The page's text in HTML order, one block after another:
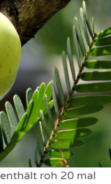
roh 20 mal